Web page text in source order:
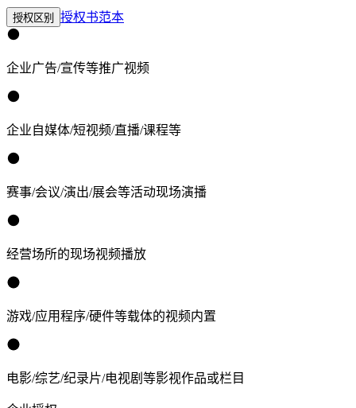
授权区别 授权书范本
企业广告/宣传等推广视频
企业自媒体/短视频/直播/课程等
赛事/会议/演出/展会等活动现场演播
经营场所的现场视频播放
游戏/应用程序/硬件等载体的视频内置
电影/综艺/纪录片/电视剧等影视作品或栏目